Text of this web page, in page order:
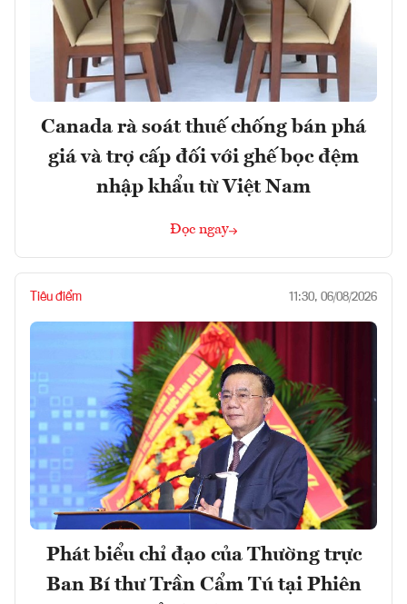
Canada rà soát thuế chống bán phá
giá và trợ cấp đối với ghế bọc đệm
nhập khẩu từ Việt Nam
Đọc ngay
Tiêu điểm 11:30, 06/08/2026
Phát biểu chỉ đạo của Thường trực
Ban Bí thư Trần Cẩm Tú tại Phiên